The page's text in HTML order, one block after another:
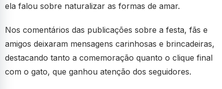
ela falou sobre naturalizar as formas de amar.
Nos comentários das publicações sobre a festa, fãs e
amigos deixaram mensagens carinhosas e brincadeiras,
destacando tanto a comemoração quanto o clique final
com o gato, que ganhou atenção dos seguidores.